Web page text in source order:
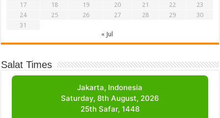
17
18 19 20 21 22
23
24
25 26 27 28 29
30
31
« Jul
Salat Times
Jakarta, Indonesia
Saturday, 8th August, 2026
25th Safar, 1448